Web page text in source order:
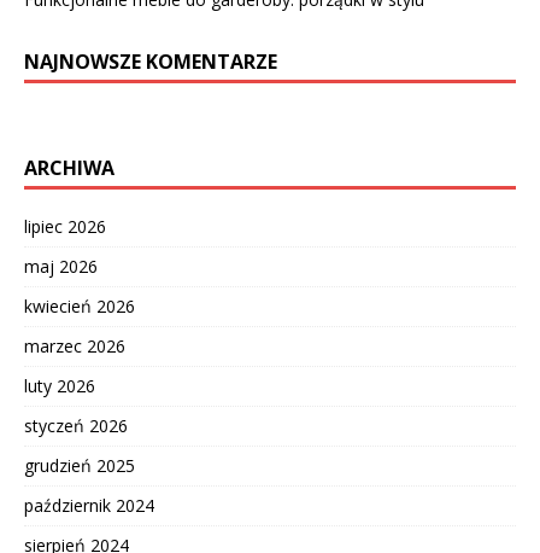
NAJNOWSZE KOMENTARZE
ARCHIWA
lipiec 2026
maj 2026
kwiecień 2026
marzec 2026
luty 2026
styczeń 2026
grudzień 2025
październik 2024
sierpień 2024